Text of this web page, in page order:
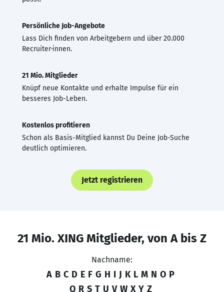
Persönliche Job-Angebote
Lass Dich finden von Arbeitgebern und über 20.000
Recruiter·innen.
21 Mio. Mitglieder
Knüpf neue Kontakte und erhalte Impulse für ein
besseres Job-Leben.
Kostenlos profitieren
Schon als Basis-Mitglied kannst Du Deine Job-Suche
deutlich optimieren.
Jetzt registrieren
21 Mio. XING Mitglieder, von A bis Z
Nachname:
A B C D E F G H I J K L M N O P
Q R S T U V W X Y Z